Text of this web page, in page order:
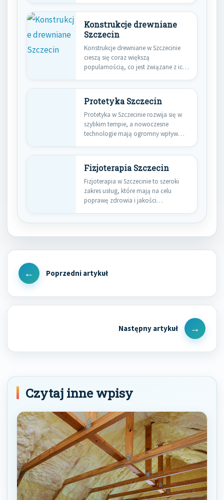
Konstrukcje drewniane
Szczecin
Konstrukcje drewniane w Szczecinie
cieszą się coraz większą
popularnością, co jest związane z ich
Protetyka Szczecin
Protetyka w Szczecinie rozwija się w
szybkim tempie, a nowoczesne
technologie mają ogromny wpływ
Fizjoterapia Szczecin
Fizjoterapia w Szczecinie to szeroki
zakres usług, które mają na celu
poprawę zdrowia i jakości…
Nawigacja
wpisu
Previous
Next
Post
Czytaj inne wpisy